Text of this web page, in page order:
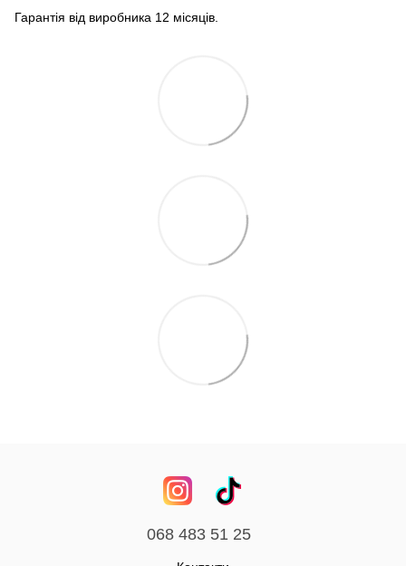
Гарантія від виробника 12 місяців.
068 483 51 25